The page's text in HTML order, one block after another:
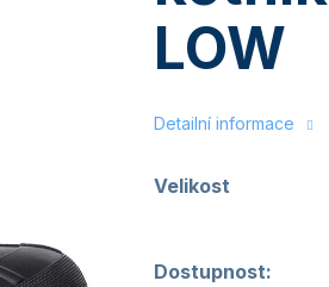
LOW
Detailní informace
Velikost
Dostupnost: